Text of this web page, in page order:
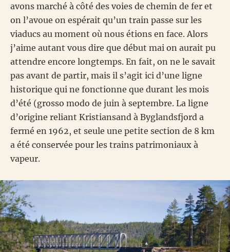
avons marché à côté des voies de chemin de fer et
on l’avoue on espérait qu’un train passe sur les
viaducs au moment où nous étions en face. Alors
j’aime autant vous dire que début mai on aurait pu
attendre encore longtemps. En fait, on ne le savait
pas avant de partir, mais il s’agit ici d’une ligne
historique qui ne fonctionne que durant les mois
d’été (grosso modo de juin à septembre. La ligne
d’origine reliant Kristiansand à Byglandsfjord a
fermé en 1962, et seule une petite section de 8 km
a été conservée pour les trains patrimoniaux à
vapeur.